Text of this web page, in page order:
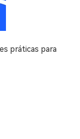
práticas para